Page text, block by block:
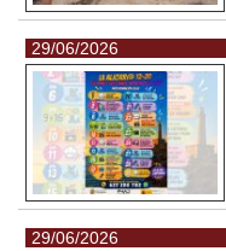
29/06/2026
29/06/2026